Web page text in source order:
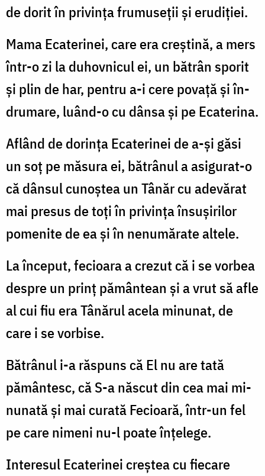
de dorit în privința frumuseții și erudiției.
Mama Ecaterinei, care era creștină, a mers
într-o zi la duhovnicul ei, un bătrân sporit
și plin de har, pentru a-i cere povață și în­
drumare, luând-o cu dânsa și pe Ecaterina.
Aflând de dorința Ecaterinei de a-și găsi
un soț pe măsura ei, bătrânul a asigurat-o
că dânsul cunoștea un Tânăr cu adevărat
mai presus de toți în privința însușirilor
pomenite de ea și în nenumărate altele.
La început, fecioara a crezut că i se vorbea
despre un prinț pământean și a vrut să afle
al cui fiu era Tânărul acela minunat, de
care i se vorbise.
Bătrânul i-a răspuns că El nu are tată
pământesc, că S-a născut din cea mai mi­
nunată și mai curată Fecioară, într-un fel
pe care nimeni nu-l poate înțelege.
Interesul Ecaterinei creștea cu fiecare